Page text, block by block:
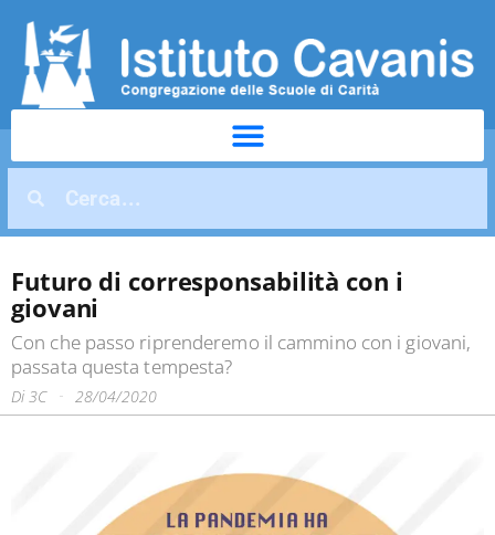
Futuro di corresponsabilità con i
giovani
Con che passo riprenderemo il cammino con i giovani,
passata questa tempesta?
Di 3C 28/04/2020